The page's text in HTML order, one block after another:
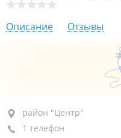
Описание Отзывы
район "Центр", пр-т
БЦ "Fresh Plaza", 14-й
район "Центр"
1 телефон